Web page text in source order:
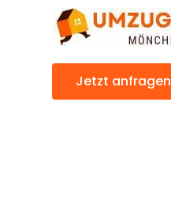
Jetzt anfragen